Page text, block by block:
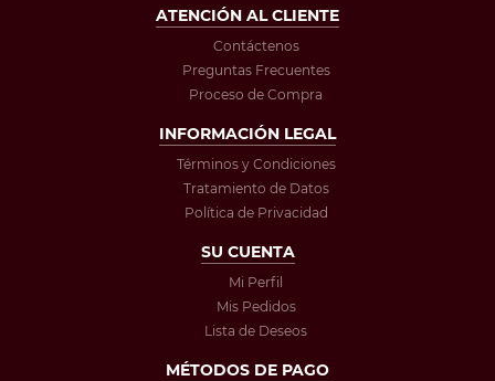
ATENCIÓN AL CLIENTE
Contáctenos
Preguntas Frecuentes
Proceso de Compra
INFORMACIÓN LEGAL
Términos y Condiciones
Tratamiento de Datos
Política de Privacidad
SU CUENTA
Mi Perfil
Mis Pedidos
Lista de Deseos
MÉTODOS DE PAGO